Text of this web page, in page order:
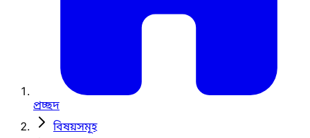
প্রচ্ছদ
বিষয়সমূহ